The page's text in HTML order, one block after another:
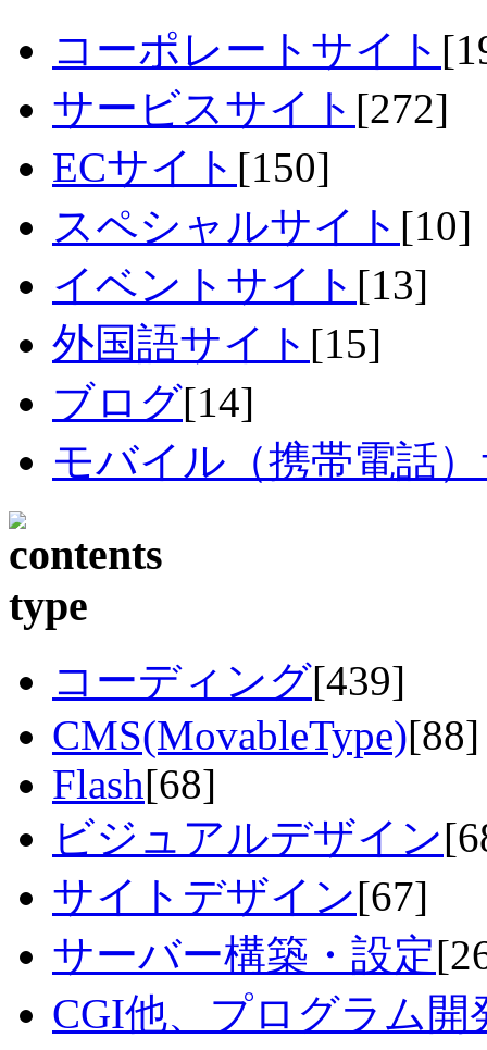
コーポレートサイト
サービスサイト [272]
ECサイト [150]
スペシャルサイト [10]
イベントサイト [13]
外国語サイト [15]
ブログ[14]
モバイル（携帯電話
コーディング[439]
CMS(MovableType)[88]
Flash[68]
ビジュアルデザイン
サイトデザイン[67]
サーバー構築・設定
CGI他、プログラム開